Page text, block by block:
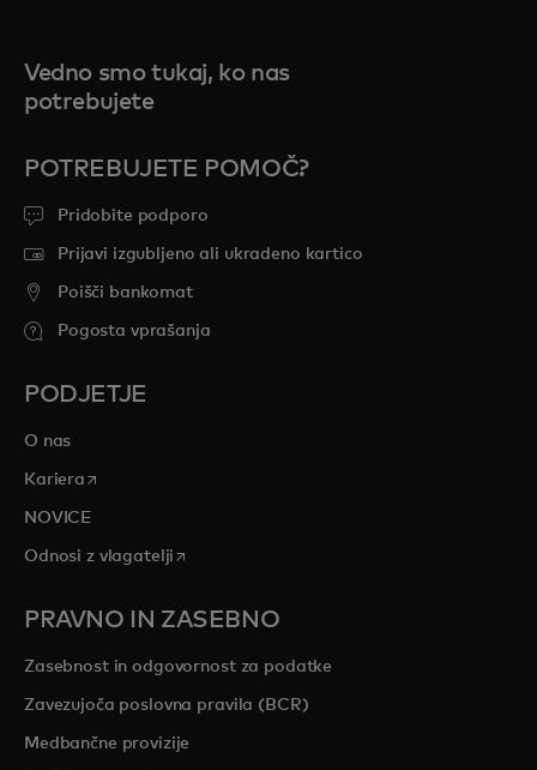
Vedno smo tukaj, ko nas
potrebujete
POTREBUJETE POMOČ?
Pridobite podporo
Prijavi izgubljeno ali ukradeno kartico
Poišči bankomat
Pogosta vprašanja
PODJETJE
O nas
Kariera opens in a new tab
NOVICE
Odnosi z vlagatelji opens in a new tab
PRAVNO IN ZASEBNO
Zasebnost in odgovornost za podatke
Zavezujoča poslovna pravila (BCR)
Medbančne provizije